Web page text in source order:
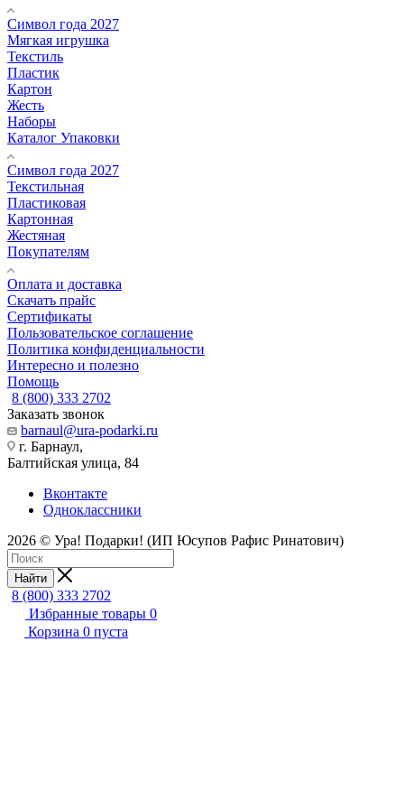
Символ года 2027
Мягкая игрушка
Текстиль
Пластик
Картон
Жесть
Наборы
Каталог Упаковки
Символ года 2027
Текстильная
Пластиковая
Картонная
Жестяная
Покупателям
Оплата и доставка
Скачать прайс
Сертификаты
Пользовательское соглашение
Политика конфиденциальности
Интересно и полезно
Помощь
8 (800) 333 2702
Заказать звонок
barnaul@ura-podarki.ru
г. Барнаул,
Балтийская улица, 84
Вконтакте
Одноклассники
2026 © Ура! Подарки! (ИП Юсупов Рафис Ринатович)
Найти
8 (800) 333 2702
Избранные товары 0
Корзина 0 пуста